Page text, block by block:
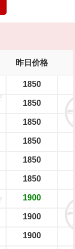
昨日价格
1850
1850
1850
1850
1850
1850
1900
1900
1900